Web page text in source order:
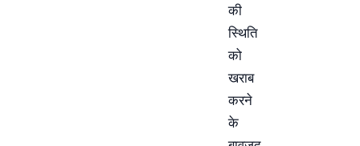
की
स्थिति
को
खराब
करने
के